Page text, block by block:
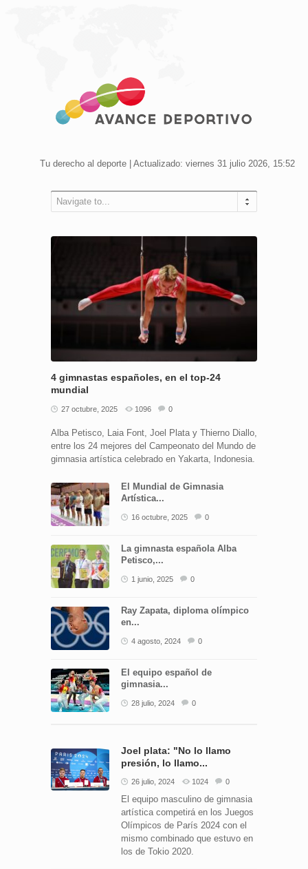
Tu derecho al deporte | Actualizado: viernes 31 julio 2026, 15:52
Navigate to...
4 gimnastas españoles, en el top-24
mundial
27 octubre, 2025 1096 0
Alba Petisco, Laia Font, Joel Plata y Thierno Diallo,
entre los 24 mejores del Campeonato del Mundo de
gimnasia artística celebrado en Yakarta, Indonesia.
El Mundial de Gimnasia
Artística...
16 octubre, 2025 0
La gimnasta española Alba
Petisco,...
1 junio, 2025 0
Ray Zapata, diploma olímpico
en...
4 agosto, 2024 0
El equipo español de
gimnasia...
28 julio, 2024 0
Joel plata: "No lo llamo
presión, lo llamo...
26 julio, 2024 1024 0
El equipo masculino de gimnasia
artística competirá en los Juegos
Olímpicos de París 2024 con el
mismo combinado que estuvo en
los de Tokio 2020.